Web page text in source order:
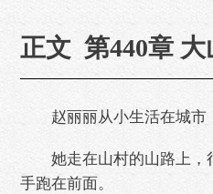
正文 第440章 大
赵丽丽从小生活在城市
她走在山村的山路上，
手跑在前面。